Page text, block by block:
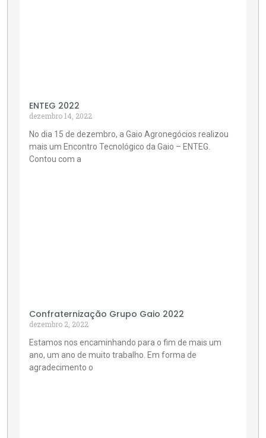
ENTEG 2022
dezembro 14, 2022
No dia 15 de dezembro, a Gaio Agronegócios realizou
mais um Encontro Tecnológico da Gaio – ENTEG.
Contou com a
Confraternização Grupo Gaio 2022
dezembro 2, 2022
Estamos nos encaminhando para o fim de mais um
ano, um ano de muito trabalho. Em forma de
agradecimento o